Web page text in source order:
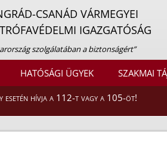
CSANÁD VÁRMEGYEI
IGAZGATÓSÁG
szolgálatában a biztonságért”
HATÓSÁGI ÜGYEK SZAKMAI
esetén hívja a 112-t vagy a 105-öt!